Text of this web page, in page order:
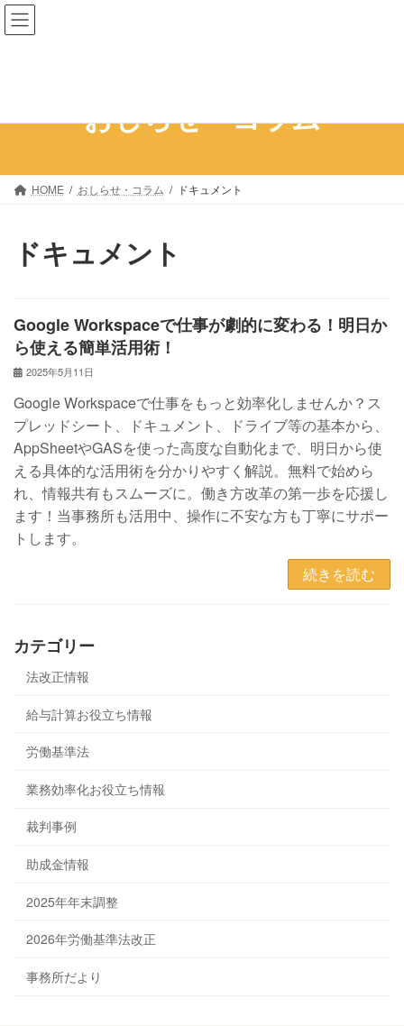
コ
ン
へ
ナ
ビ
ョ
おしらせ・コラム
HOME おしらせ・コラム ドキュメント
ドキュメント
Google Workspaceで仕事が劇的に変わる！明日か
ら使える簡単活用術！
2025年5月11日
Google Workspaceで仕事をもっと効率化しませんか？ス
プレッドシート、ドキュメント、ドライブ等の基本から、
AppSheetやGASを使った高度な自動化まで、明日から使
える具体的な活用術を分かりやすく解説。無料で始めら
れ、情報共有もスムーズに。働き方改革の第一歩を応援し
ます！当事務所も活用中、操作に不安な方も丁寧にサポー
トします。
続きを読む
カテゴリー
法改正情報
給与計算お役立ち情報
労働基準法
業務効率化お役立ち情報
裁判事例
助成金情報
2025年年末調整
2026年労働基準法改正
事務所だより